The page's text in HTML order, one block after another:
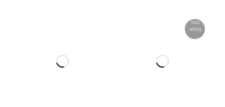
נגמר
במלאי